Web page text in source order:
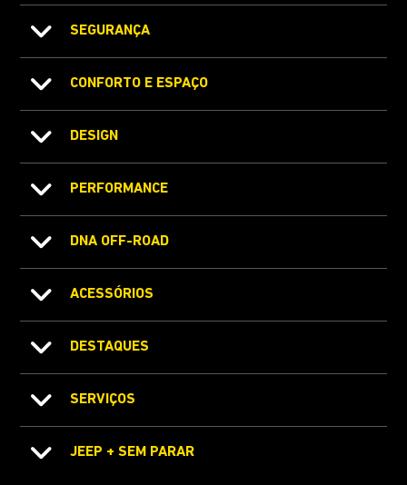
SEGURANÇA
CONFORTO E ESPAÇO
DESIGN
PERFORMANCE
DNA OFF-ROAD
ACESSÓRIOS
DESTAQUES
SERVIÇOS
JEEP + SEM PARAR